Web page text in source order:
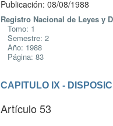
Publicación: 08/08/1988
Registro Nacional de Leyes y
Tomo: 1
Semestre: 2
Año: 1988
Página: 83
CAPITULO IX -
Artículo 53